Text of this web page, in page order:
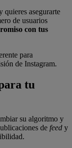
quieres asegurarte
de usuarios
con tus
para
de Instagram.
tu
su algoritmo y
de feed y